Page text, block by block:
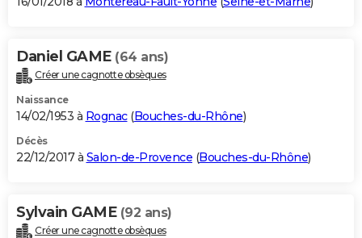
Daniel GAME (64 ans)
Créer une cagnotte obsèques
Naissance
14/02/1953 à Rognac(Bouches-du-Rhône)
Décès
22/12/2017 à Salon-de-Provence (Bouches-du-Rhône)
Sylvain GAME (92 ans)
Créer une cagnotte obsèques